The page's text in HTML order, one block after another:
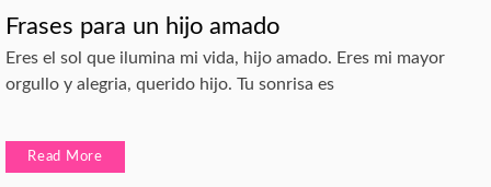
Frases para un hijo amado
Eres el sol que ilumina mi vida, hijo amado. Eres mi mayor
orgullo y alegria, querido hijo. Tu sonrisa es
Read More